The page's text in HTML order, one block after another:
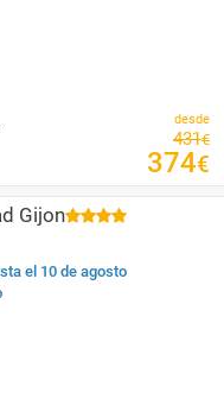
desde
431€
374€
Gijon
el 10 de agosto